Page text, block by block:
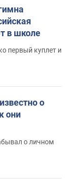
в школе
первый куплет и
о
они
о личном